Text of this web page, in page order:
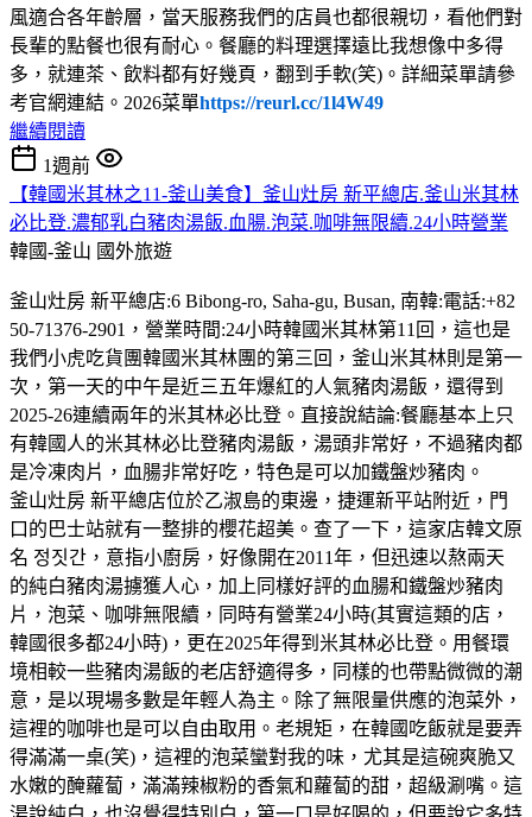
風適合各年齡層，當天服務我們的店員也都很親切，看他們對
長輩的點餐也很有耐心。餐廳的料理選擇遠比我想像中多得
多，就連茶、飲料都有好幾頁，翻到手軟(笑)。詳細菜單請參
考官網連結。2026菜單https://reurl.cc/1l4W49
繼續閱讀
1週前
【韓國米其林之11-釜山美食】釜山灶房 新平總店.釜山米其林
必比登.濃郁乳白豬肉湯飯.血腸.泡菜.咖啡無限續.24小時營業
韓國-釜山 國外旅遊
釜山灶房 新平總店:6 Bibong-ro, Saha-gu, Busan, 南韓:電話:+82
50-71376-2901，營業時間:24小時韓國米其林第11回，這也是
我們小虎吃貨團韓國米其林團的第三回，釜山米其林則是第一
次，第一天的中午是近三五年爆紅的人氣豬肉湯飯，還得到
2025-26連續兩年的米其林必比登。直接說結論:餐廳基本上只
有韓國人的米其林必比登豬肉湯飯，湯頭非常好，不過豬肉都
是冷凍肉片，血腸非常好吃，特色是可以加鐵盤炒豬肉。
釜山灶房 新平總店位於乙淑島的東邊，捷運新平站附近，門
口的巴士站就有一整排的櫻花超美。查了一下，這家店韓文原
名 정짓간，意指小廚房，好像開在2011年，但迅速以熬兩天
的純白豬肉湯擄獲人心，加上同樣好評的血腸和鐵盤炒豬肉
片，泡菜、咖啡無限續，同時有營業24小時(其實這類的店，
韓國很多都24小時)，更在2025年得到米其林必比登。用餐環
境相較一些豬肉湯飯的老店舒適得多，同樣的也帶點微微的潮
意，是以現場多數是年輕人為主。除了無限量供應的泡菜外，
這裡的咖啡也是可以自由取用。老規矩，在韓國吃飯就是要弄
得滿滿一桌(笑)，這裡的泡菜蠻對我的味，尤其是這碗爽脆又
水嫩的醃蘿蔔，滿滿辣椒粉的香氣和蘿蔔的甜，超級涮嘴。這